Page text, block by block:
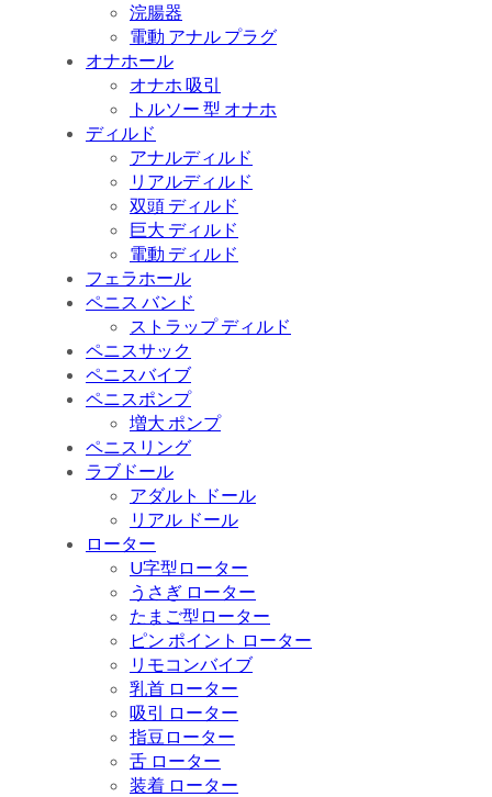
浣腸器
電動 アナル プラグ
オナホール
オナホ 吸引
トルソー 型 オナホ
ディルド
アナルディルド
リアルディルド
双頭 ディルド
巨大 ディルド
電動 ディルド
フェラホール
ペニス バンド
ストラップ ディルド
ペニスサック
ペニスバイブ
ペニスポンプ
増大 ポンプ
ペニスリング
ラブドール
アダルト ドール
リアル ドール
ローター
U字型ローター
うさぎ ローター
たまご型ローター
ピン ポイント ローター
リモコンバイブ
乳首 ローター
吸引 ローター
指豆ローター
舌 ローター
装着 ローター